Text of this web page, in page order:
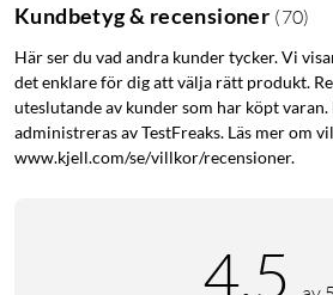
Kundbetyg & recensioner (70)
Här ser du vad andra kunder tycker. Vi
det enklare för dig att välja rätt produkt.
uteslutande av kunder som har köpt
administreras av TestFreaks. Läs mer om
www.kjell.com/se/villkor/recensioner.
4.5